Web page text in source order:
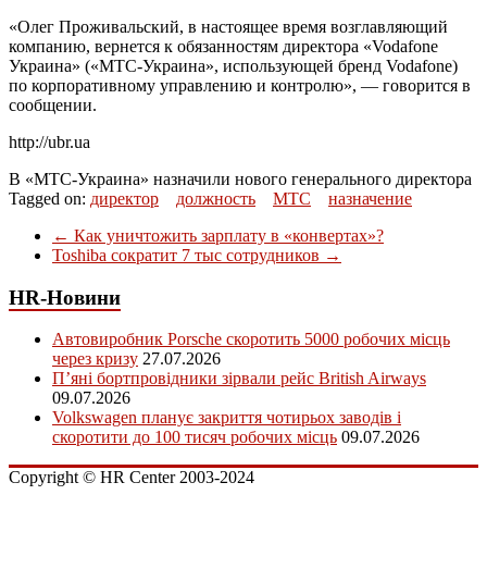
«Олег Проживальский, в настоящее время возглавляющий
компанию, вернется к обязанностям директора «Vodafone
Украина» («МТС-Украина», использующей бренд Vodafone)
по корпоративному управлению и контролю», — говорится в
сообщении.
http://ubr.ua
В «МТС-Украина» назначили нового генерального директора
Tagged on: директор должность МТС
назначение
← Как уничтожить зарплату в «конвертах»?
Toshiba сократит 7 тыс сотрудников →
HR-Новини
Автовиробник Porsche скоротить 5000 робочих місць
через кризу 27.07.2026
П’яні бортпровідники зірвали рейс British Airways
09.07.2026
Volkswagen планує закриття чотирьох заводів і
скоротити до 100 тисяч робочих місць 09.07.2026
Copyright © HR Center 2003-2024